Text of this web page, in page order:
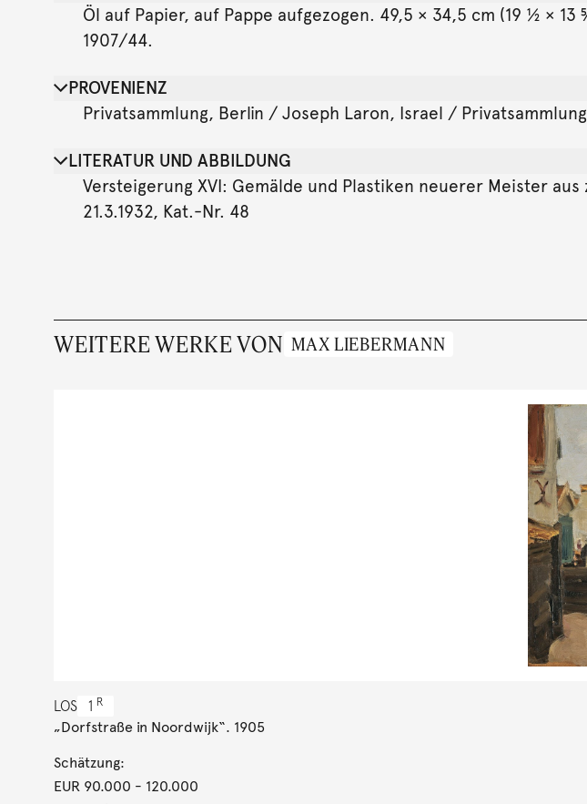
Öl auf Papier, auf Pappe aufgezogen. 49,5 × 34,5 cm (19 ½ ×
1907/44.
PROVENIENZ
Privatsammlung, Berlin / Joseph Laron, Israel /
LITERATUR UND ABBILDUNG
Versteigerung XVI: Gemälde und Plastiken neuerer Meister
21.3.1932, Kat.-Nr. 48
WEITERE WERKE VON MAX LIEBERMANN
LOS 1 R
„Dorfstraße in Noordwijk“. 1905
Schätzung:
EUR 90.000 - 120.000